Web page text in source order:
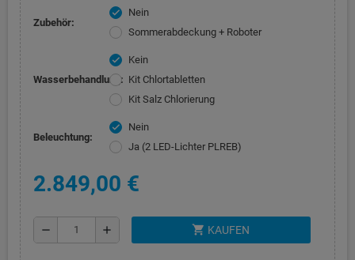
Zubehör:
check
Nein
Sommerabdeckung + Roboter
Wasserbehandlung:
check
Kein
Kit Chlortabletten
Kit Salz Chlorierung
Beleuchtung:
check
Nein
Ja (2 LED-Lichter PLREB)
2.849,00 €
remove add shopping_cart KAUFEN